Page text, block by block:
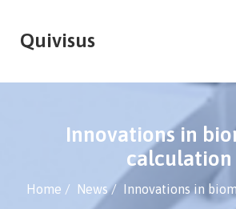
Quivisus
Innovations in
calculation
Home News Innovations in